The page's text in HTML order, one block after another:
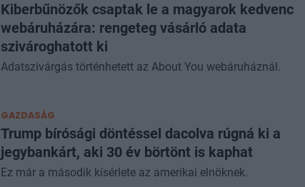
Kiberbűnözők csaptak le a magyarok kedvenc
webáruházára: rengeteg vásárló adata
szivároghatott ki
Adatszivárgás történhetett az About You webáruháznál.
GAZDASÁG
Trump bírósági döntéssel dacolva rúgná ki a
jegybankárt, aki 30 év börtönt is kaphat
Ez már a második kísérlete az amerikai elnöknek.